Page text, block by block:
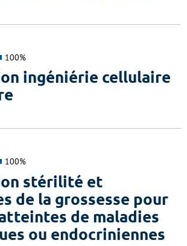
100%
ingéniérie cellulaire
100%
stérilité et
de la grossesse pour
de maladies
ou endocriniennes